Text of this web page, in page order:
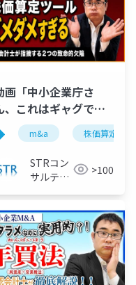
のれん負け m&a
画「中小企業庁さ
、これはギャグです
？国のM&A株価計算
ールを公認会計士が
解説」で投影したスラ
ド
m&a 株価算定
STRコン
サルティ
>100